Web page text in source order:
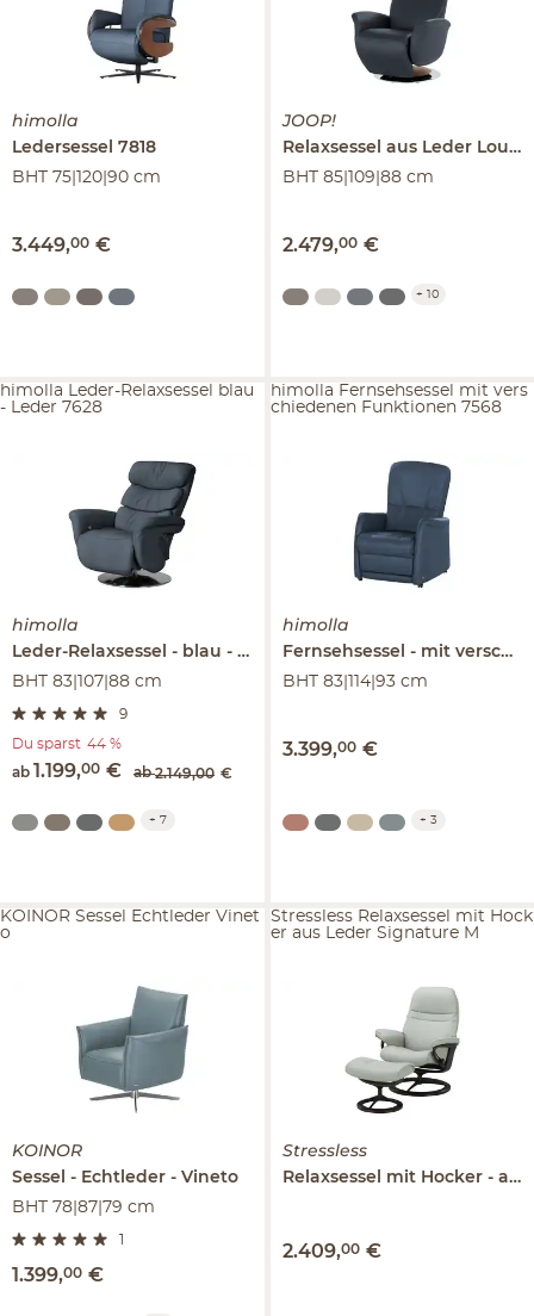
himolla
Ledersessel 7818
BHT 75|120|90 cm
3.449,00 €
JOOP!
Relaxsessel aus Leder Lounge 8140
BHT 85|109|88 cm
2.479,00 €
+ 10
himolla
Leder-Relaxsessel blau - Leder
7628
BHT 83|107|88 cm
9
ab 1.199,00 € ab 2.149,00 €
Du sparst 44 %
himolla Leder-Relaxsessel blau
- Leder 7628
+ 7
himolla
Fernsehsessel
mit verschiedenen Funktionen
BHT 83|114|93 cm
3.399,00 €
himolla Fernsehsessel mit vers
chiedenen Funktionen 7568
+ 3
KOINOR
Sessel Echtleder
Vineto
BHT 78|87|79 cm
1.399,00 €
KOINOR Sessel Echtleder Vinet
o
Stressless
Relaxsessel mit Hocker aus Leder
2.409,00 €
Stressless Relaxsessel mit Hock
er aus Leder Signature M